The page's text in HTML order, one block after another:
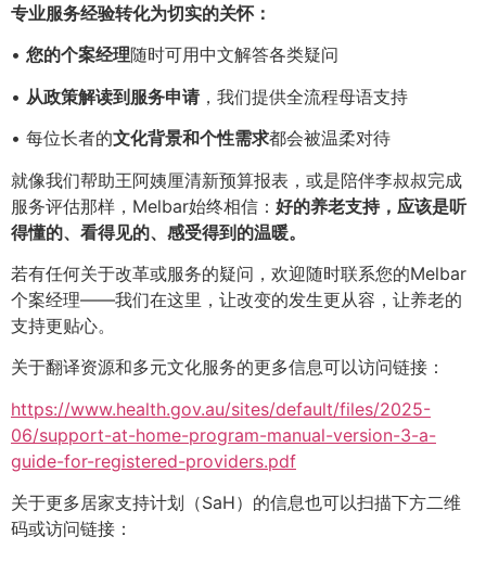
专业服务经验转化为切实的关怀：
• 您的个案经理随时可用中文解答各类疑问
• 从政策解读到服务申请，我们提供全流程母语支持
• 每位长者的文化背景和个性需求都会被温柔对待
就像我们帮助王阿姨厘清新预算报表，或是陪伴李叔叔完成
服务评估那样，Melbar始终相信： 好的养老支持，应该是听
得懂的、看得见的、感受得到的温暖。
若有任何关于改革或服务的疑问，欢迎随时联系您的Melbar
个案经理——我们在这里，让改变的发生更从容，让养老的
支持更贴心。
关于翻译资源和多元文化服务的更多信息可以访问链接：
https://www.health.gov.au/sites/default/files/2025-
06/support-at-home-program-manual-version-3-a-
guide-for-registered-providers.pdf
关于更多居家支持计划（SaH）的信息也可以扫描下方二维
码或访问链接：